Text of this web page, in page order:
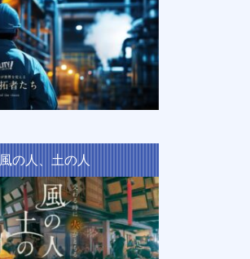
風の人、土の人